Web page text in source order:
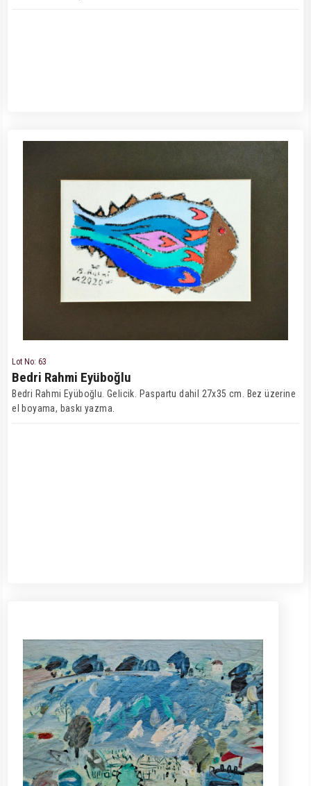
Lot No: 63
Bedri Rahmi Eyüboğlu
Bedri Rahmi Eyüboğlu. Gelicik. Paspartu dahil 27x35 cm. Bez üzerine
el boyama, baskı yazma.